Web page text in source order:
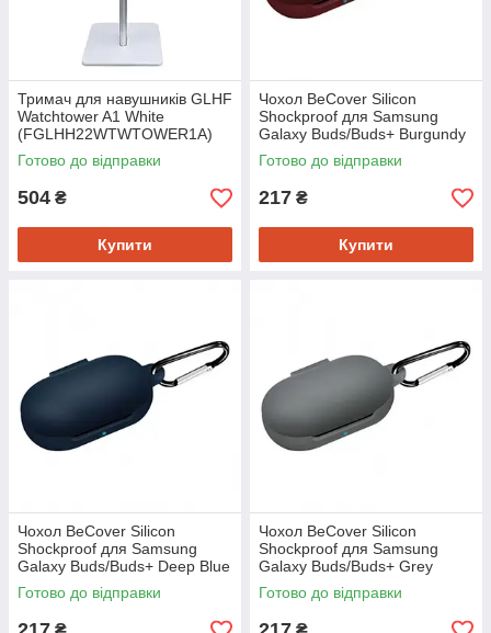
Тримач для навушників GLHF
Watchtower A1 White
(FGLHH22WTWTOWER1A)
Готово до відправки
504 ₴
Купити
Чохол BeCover Silicon
Shockproof для Samsung
Galaxy Buds/Buds+ Burgundy
Red (704660)
Готово до відправки
217 ₴
Купити
Чохол BeCover Silicon
Shockproof для Samsung
Galaxy Buds/Buds+ Deep Blue
(704661)
Готово до відправки
Чохол BeCover Silicon
Shockproof для Samsung
Galaxy Buds/Buds+ Grey
(704662)
Готово до відправки